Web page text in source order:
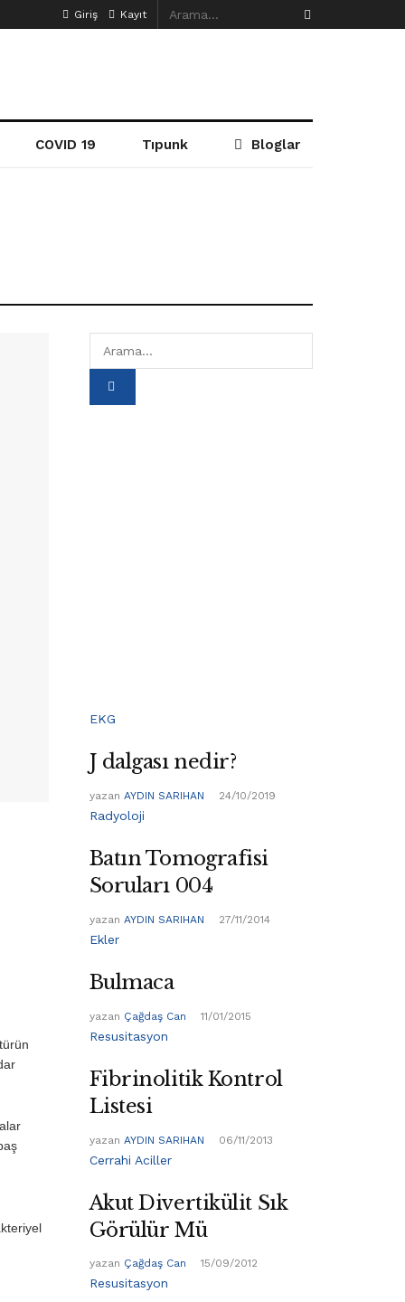
Giriş Kayıt
COVID 19 Tıpunk Bloglar
EKG
J dalgası nedir?
yazan AYDIN SARIHAN 24/10/2019
Radyoloji
Batın Tomografisi
Soruları 004
yazan AYDIN SARIHAN 27/11/2014
Ekler
Bulmaca
yazan Çağdaş Can 11/01/2015
Resusitasyon
Fibrinolitik Kontrol
Listesi
yazan AYDIN SARIHAN 06/11/2013
Cerrahi Aciller
Akut Divertikülit Sık
Görülür Mü
yazan Çağdaş Can 15/09/2012
Resusitasyon